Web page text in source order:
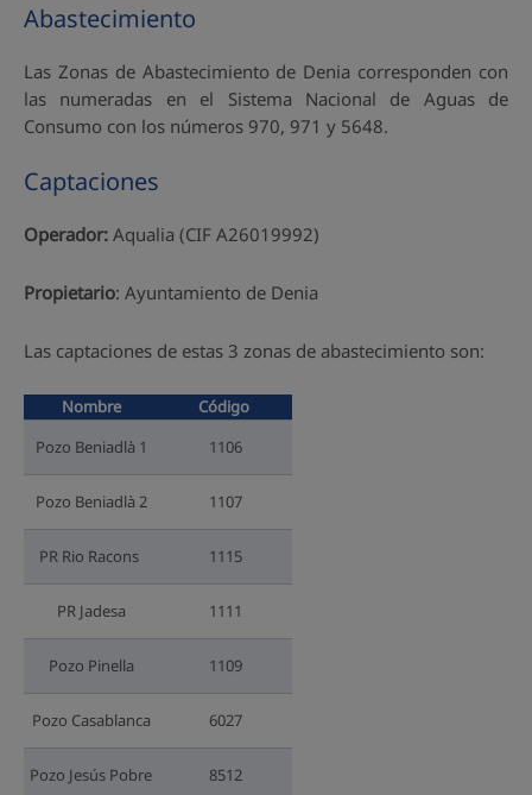
Abastecimiento
Las Zonas de Abastecimiento de Denia corresponden con
las numeradas en el Sistema Nacional de Aguas de
Consumo con los números 970, 971 y 5648.
Captaciones
Operador: Aqualia (CIF A26019992)
Propietario: Ayuntamiento de Denia
Las captaciones de estas 3 zonas de abastecimiento son:
Nombre
Código
Pozo Beniadlà 1
1106
Pozo Beniadlà 2 1107
PR Rio Racons 1115
PR Jadesa 1111
Pozo Pinella 1109
Pozo Casablanca 6027
Pozo Jesús Pobre 8512